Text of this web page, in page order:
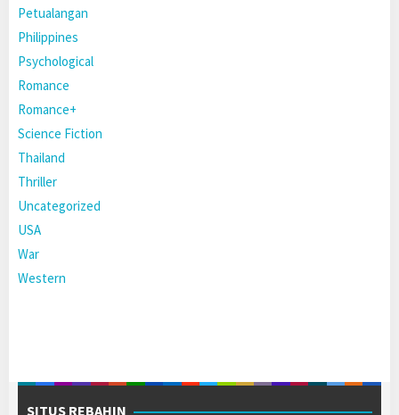
Petualangan
Philippines
Psychological
Romance
Romance+
Science Fiction
Thailand
Thriller
Uncategorized
USA
War
Western
SITUS REBAHIN